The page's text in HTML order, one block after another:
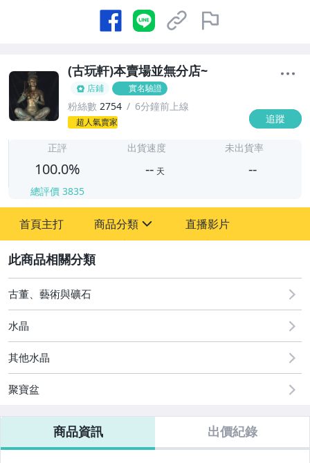
(古玩軒)本賣場並無分店~
店鋪 實名驗證
粉絲數 2754 6分鐘前上線
超人氣賣家 追蹤
-
正評
100.0%
總評價 3835
出貨速度
-- 天
未出貨率
--
首頁主打 商品分類
其它
直播影片
古董、藝術與礦石
水晶
其他水晶
聚寶盆
商品資訊 出價紀錄